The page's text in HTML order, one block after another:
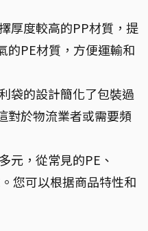
厚度較高的PP材質，提
的PE材質，方便運輸和
袋的設計簡化了包裝過
對於物流業者或需要頻
元，從常見的PE、
您可以根据商品特性和